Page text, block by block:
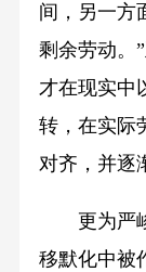
间，另一方
剩余劳动。
才在现实中
转，在实际
对齐，并逐
更为严峻
移默化中被